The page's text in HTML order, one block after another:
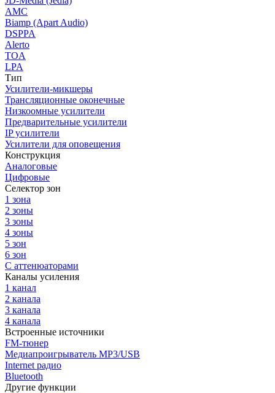
AMC
Biamp (Apart Audio)
DSPPA
Alerto
TOA
LPA
Тип
Усилители-микшеры
Трансляционные оконечные
Низкоомные усилители
Предварительные усилители
IP усилители
Усилители для оповещения
Конструкция
Аналоговые
Цифровые
Селектор зон
1 зона
2 зоны
3 зоны
4 зоны
5 зон
6 зон
С аттенюаторами
Каналы усиления
1 канал
2 канала
3 канала
4 канала
Встроенные источники
FM-тюнер
Медиапроигрыватель MP3/USB
Internet радио
Bluetooth
Другие функции